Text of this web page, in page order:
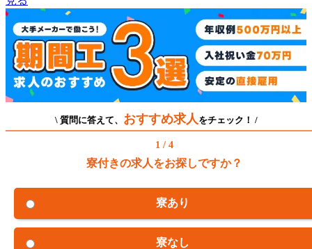
\ 質問に答えて、 おすすめ求人 をチェック！ /
1 / 4
寮付きの求人をお探しですか？
寮あり
寮なし